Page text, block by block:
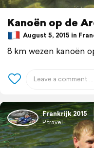
Kanoën op de
August 5, 2015 in
8 km wezen kanoën
Frankrijk 2015
P travel